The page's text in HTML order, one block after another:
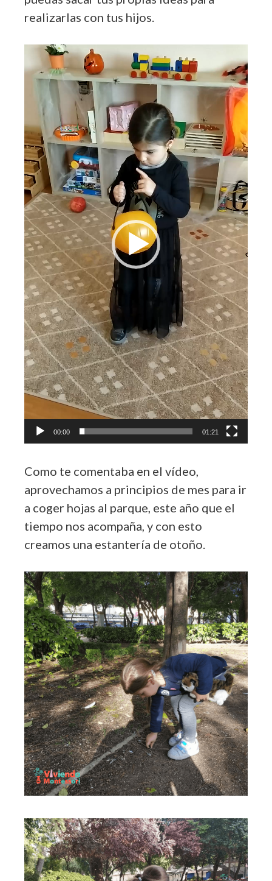
realizarlas con tus hijos.
Reproductor
de
vídeo
00:00 01:21
Como te comentaba en el vídeo,
aprovechamos a principios de mes para ir
a coger hojas al parque, este año que el
tiempo nos acompaña, y con esto
creamos una estantería de otoño.